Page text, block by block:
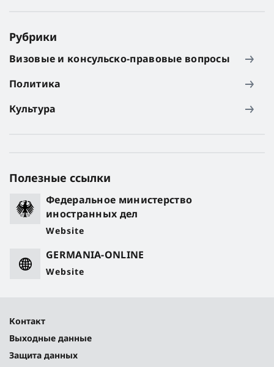
Рубрики
Визовые и консульско-правовые вопросы
Политика
Культура
Полезные ссылки
Федеральное министерство
иностранных дел
Website
GERMANIA-ONLINE
Website
Контакт
Выходные данные
Защита данных